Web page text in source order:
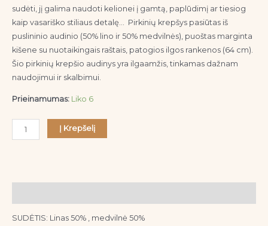
sudėti, jį galima naudoti kelionei į gamtą, paplūdimį ar tiesiog
kaip vasariško stiliaus detalę… Pirkinių krepšys pasiūtas iš
puslininio audinio (50% lino ir 50% medvilnės), puoštas marginta
kišene su nuotaikingais raštais, patogios ilgos rankenos (64 cm).
Šio pirkinių krepšio audinys yra ilgaamžis, tinkamas dažnam
naudojimui ir skalbimui.
Prieinamumas: Liko 6
Į Krepšelį
SUDĖTIS: Linas 50% , medvilnė 50%